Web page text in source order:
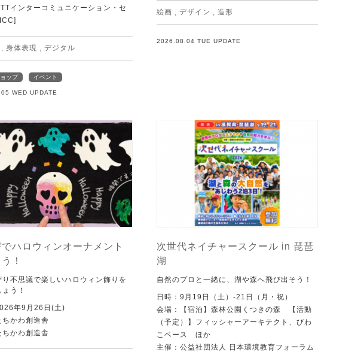
インターコミュニケーション・セ
身体表現 デジタル
ップ イベント
WED UPDATE
絵画 デザイン 造形
2026.08.04 TUE UPDATE
ハロウィンオーナメント
！
り不思議で楽しいハロウィン飾りを
う！
年9月26日(土)
ちかわ創造舎
ちかわ創造舎
次世代ネイチャースクール in 琵琶
湖
自然のプロと一緒に、湖や森へ飛び出そう！
日時：9月19日（土）-21日（月・祝）
会場：【宿泊】森林公園くつきの森 【活動
（予定）】フィッシャーアーキテクト、びわ
こベース ほか
主催：公益社団法人 日本環境教育フォーラム